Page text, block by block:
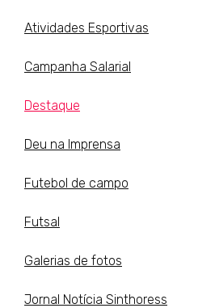
Atividades Esportivas
Campanha Salarial
Destaque
Deu na Imprensa
Futebol de campo
Futsal
Galerias de fotos
Jornal Notícia Sinthoress